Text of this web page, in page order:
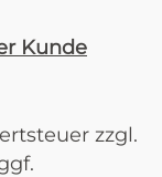
Kunde
zzgl.